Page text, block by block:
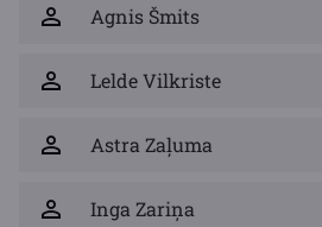
Agnis Šmits
Lelde Vilkriste
Astra Zaļuma
Inga Zariņa